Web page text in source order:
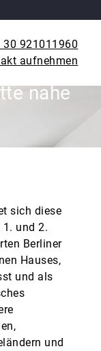
30 921011960
aufnehmen
nahe
sich diese
und 2.
Berliner
Hauses,
und als
und